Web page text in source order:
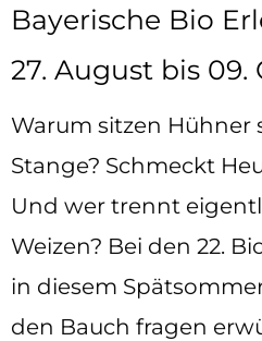
Bayerische Bio
27. August bis 09.
Warum sitzen Hühner
Stange? Schmeckt
Und wer trennt
Weizen? Bei den 22.
in diesem
den Bauch fragen